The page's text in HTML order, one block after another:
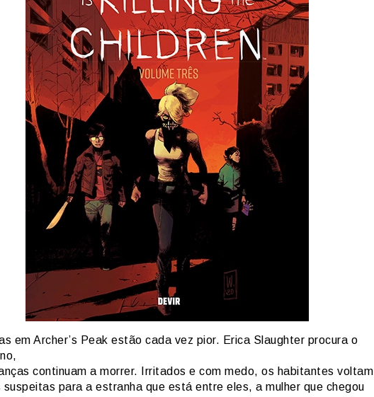
em Archer’s Peak estão cada vez pior. Erica Slaughter procura o
continuam a morrer. Irritados e com medo, os habitantes voltam
suspeitas para a estranha que está entre eles, a mulher que chegou